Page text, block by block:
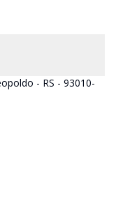
- RS - 93010-